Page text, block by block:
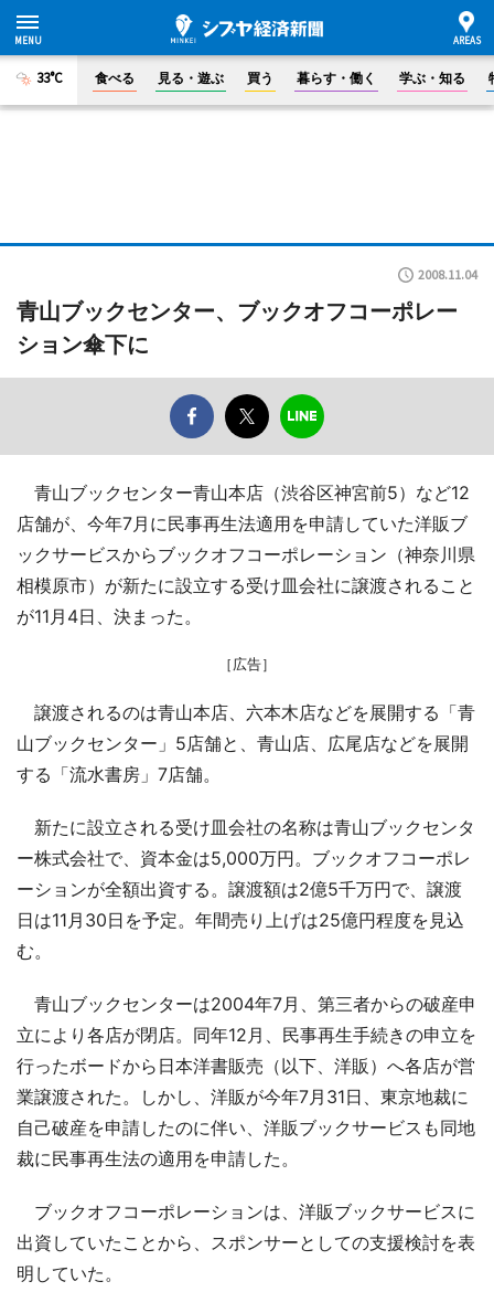
33°C 食べる 見る・遊ぶ 買う 暮らす・働く 学ぶ・知る
2008.11.04
青山ブックセンター、ブックオフコーポレー
ション傘下に
青山ブックセンター青山本店（渋谷区神宮前5）など12
店舗が、今年7月に民事再生法適用を申請していた洋販ブ
ックサービスからブックオフコーポレーション（神奈川県
相模原市）が新たに設立する受け皿会社に譲渡されること
が11月4日、決まった。
［広告］
譲渡されるのは青山本店、六本木店などを展開する「青
山ブックセンター」5店舗と、青山店、広尾店などを展開
する「流水書房」7店舗。
新たに設立される受け皿会社の名称は青山ブックセンタ
ー株式会社で、資本金は5,000万円。ブックオフコーポレ
ーションが全額出資する。譲渡額は2億5千万円で、譲渡
日は11月30日を予定。年間売り上げは25億円程度を見込
む。
青山ブックセンターは2004年7月、第三者からの破産申
立により各店が閉店。同年12月、民事再生手続きの申立を
行ったボードから日本洋書販売（以下、洋販）へ各店が営
業譲渡された。しかし、洋販が今年7月31日、東京地裁に
自己破産を申請したのに伴い、洋販ブックサービスも同地
裁に民事再生法の適用を申請した。
ブックオフコーポレーションは、洋販ブックサービスに
出資していたことから、スポンサーとしての支援検討を表
明していた。